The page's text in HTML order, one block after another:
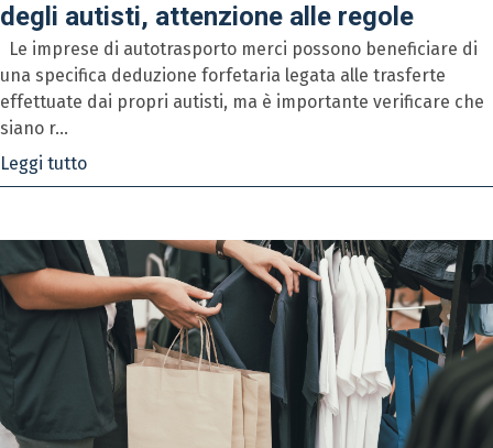
degli autisti, attenzione alle regole
Le imprese di autotrasporto merci possono beneficiare di
una specifica deduzione forfetaria legata alle trasferte
effettuate dai propri autisti, ma è importante verificare che
siano r...
Leggi tutto